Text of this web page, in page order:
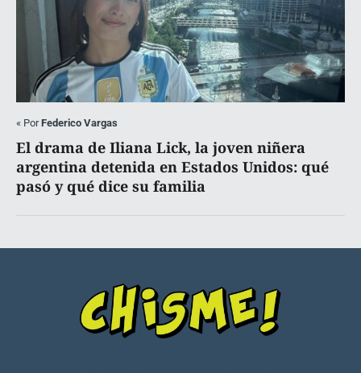
« PorFederico Vargas
El drama de Iliana Lick, la joven niñera
argentina detenida en Estados Unidos: qué
pasó y qué dice su familia